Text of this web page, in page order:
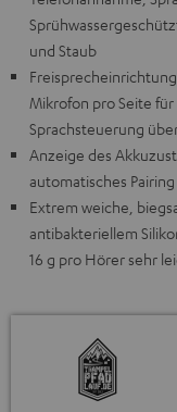
und Staub
Mikrofon pro Seite für
Sprachsteuerung
Anzeige des
automatisches
Extrem weiche,
antibakteriellem
16 g pro Hörer sehr